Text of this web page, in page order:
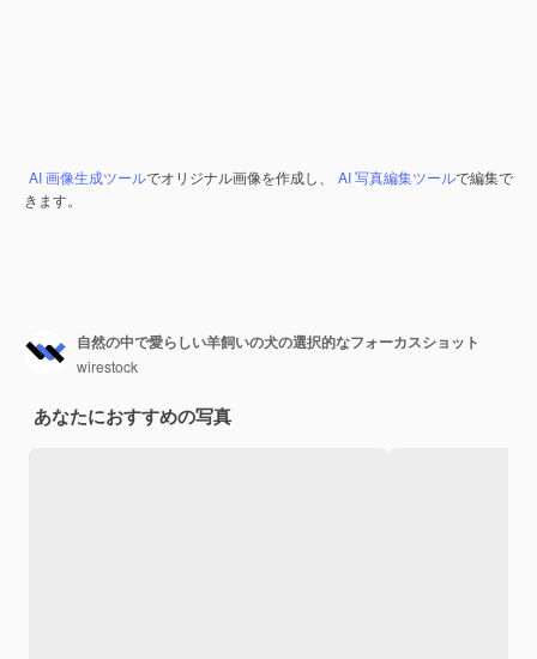
AI 画像生成ツールでオリジナル画像を作成し、 AI 写真編集ツールで編集で
きます。
自然の中で愛らしい羊飼いの犬の選択的なフォーカスショット
wirestock
あなたにおすすめの写真